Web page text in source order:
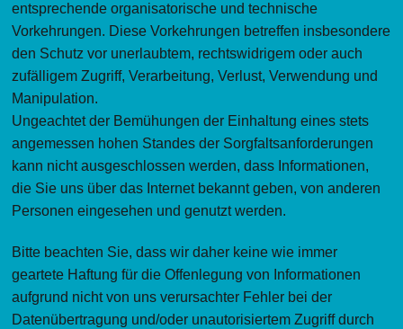
entsprechende organisatorische und technische
Vorkehrungen. Diese Vorkehrungen betreffen insbesondere
den Schutz vor unerlaubtem, rechtswidrigem oder auch
zufälligem Zugriff, Verarbeitung, Verlust, Verwendung und
Manipulation.
Ungeachtet der Bemühungen der Einhaltung eines stets
angemessen hohen Standes der Sorgfaltsanforderungen
kann nicht ausgeschlossen werden, dass Informationen,
die Sie uns über das Internet bekannt geben, von anderen
Personen eingesehen und genutzt werden.
Bitte beachten Sie, dass wir daher keine wie immer
geartete Haftung für die Offenlegung von Informationen
aufgrund nicht von uns verursachter Fehler bei der
Datenübertragung und/oder unautorisiertem Zugriff durch